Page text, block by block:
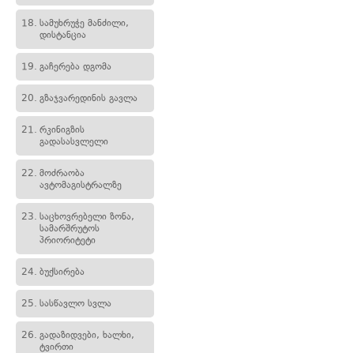
18. სამუხრუჭე მანძილი,
დისტანცია
19. გაჩერება დგომა
20. გზაჯვარედინის გავლა
21. რკინიგზის
გადასასვლელი
22. მოძრაობა
ავტომაგისტრალზე
23. საცხოვრებელი ზონა,
სამარშრუტოს
პრიორიტეტი
24. ბუქსირება
25. სასწავლო სვლა
26. გადაზიდვები, ხალხი,
ტვირთი